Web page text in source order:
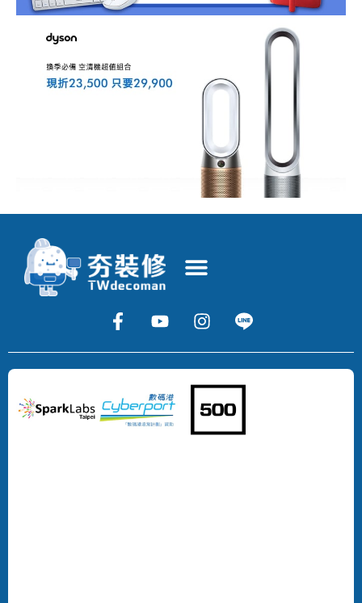
Copyright
2024
DECOMAN